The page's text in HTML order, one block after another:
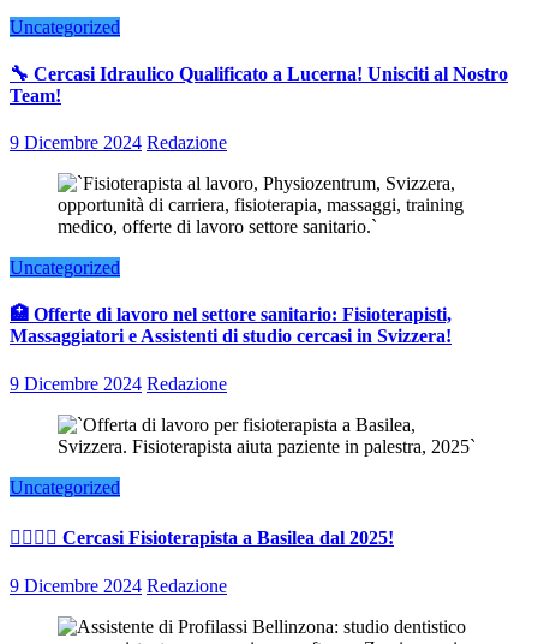
Uncategorized
🔧 Cercasi Idraulico Qualificato a Lucerna! Unisciti al Nostro
Team!
9 Dicembre 2024 Redazione
Uncategorized
🏥 Offerte di lavoro nel settore sanitario: Fisioterapisti,
Massaggiatori e Assistenti di studio cercasi in Svizzera!
9 Dicembre 2024 Redazione
Uncategorized
👨‍⚕️👩‍⚕️ Cercasi Fisioterapista a Basilea dal 2025!
9 Dicembre 2024 Redazione